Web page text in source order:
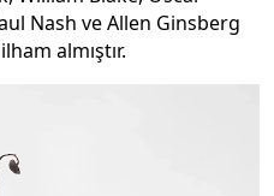
Nash ve Allen Ginsberg
almıştır.